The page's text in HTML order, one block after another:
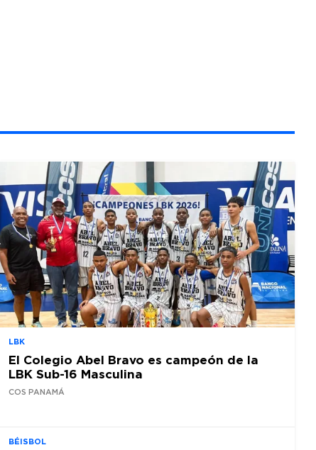
LBK
El Colegio Abel Bravo es campeón de la
LBK Sub-16 Masculina
COS PANAMÁ
BÉISBOL